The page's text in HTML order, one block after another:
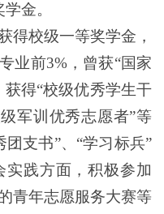
金。
得校级一等奖学金，
业前3%，曾获“国家
获得“校级优秀学生干
军训优秀志愿者”等
团支书”、 “学习标兵”
践方面，积极参加
青年志愿服务大赛等